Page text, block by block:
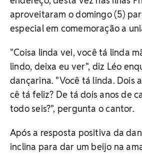
aproveitaram o domingo (5)
especial em comemoração a
"Coisa linda vei, você tá linda
lindo, deixa eu ver", diz Léo
dançarina. "Você tá linda. Dois
cê tá feliz? De tá dois anos de
todo seis?", pergunta o cantor.
Após a resposta positiva da
inclina para dar um beijo na